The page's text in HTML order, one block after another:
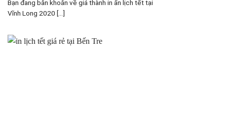
Bạn đang băn khoăn về giá thành in ấn lịch tết tại
Vĩnh Long 2020 [...]